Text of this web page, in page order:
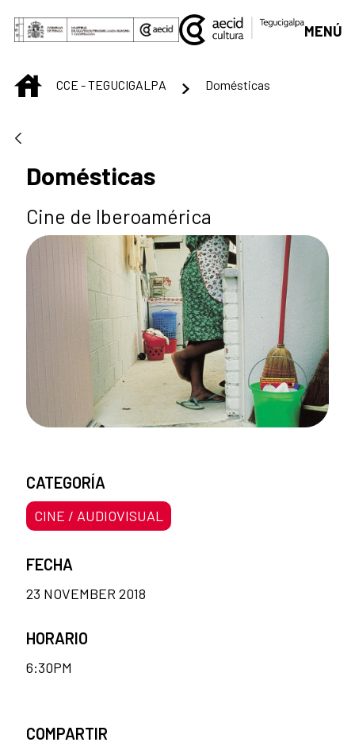
Skip to Main Content
MENÚ
INICIOCCE - TEGUCIGALPA Domésticas
Domésticas
Cine de Iberoamérica
CATEGORÍA
CINE / AUDIOVISUAL
FECHA
23 NOVEMBER 2018
HORARIO
6:30PM
COMPARTIR